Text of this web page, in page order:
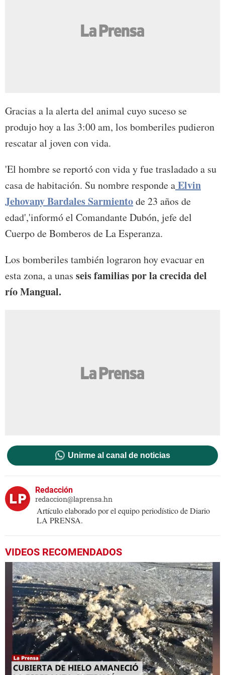
Gracias a la alerta del animal cuyo suceso se
produjo hoy a las 3:00 am, los bomberiles pudieron
rescatar al joven con vida.
'El hombre se reportó con vida y fue trasladado a su
casa de habitación. Su nombre responde aElvin
Jehovany Bardales Sarmientode 23 años de
edad','informó el Comandante Dubón, jefe del
Cuerpo de Bomberos de La Esperanza.
Los bomberiles también lograron hoy evacuar en
esta zona, a unas seis familias por la crecida del
río Mangual.
Unirme al canal de noticias
Redacción
redaccion@laprensa.hn
Artículo elaborado por el equipo periodístico de Diario
LA PRENSA.
VIDEOS RECOMENDADOS